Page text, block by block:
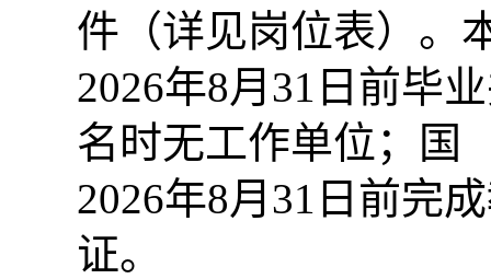
件（详见岗位表）。
2026年8月31日前毕
名时无工作单位；国
2026年8月31日前完
证。